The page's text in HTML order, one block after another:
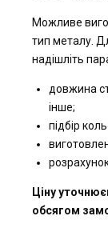
Можливе
тип металу.
надішліть
довжина
інше;
підбір
Ціну
обсягом